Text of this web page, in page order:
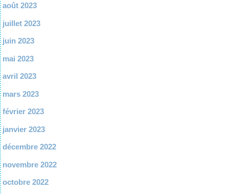
août 2023
juillet 2023
juin 2023
mai 2023
avril 2023
mars 2023
février 2023
janvier 2023
décembre 2022
novembre 2022
octobre 2022